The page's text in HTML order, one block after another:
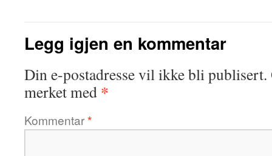
Legg igjen en kommentar
Din e-postadresse vil ikke bli publisert.
merket med *
Kommentar*